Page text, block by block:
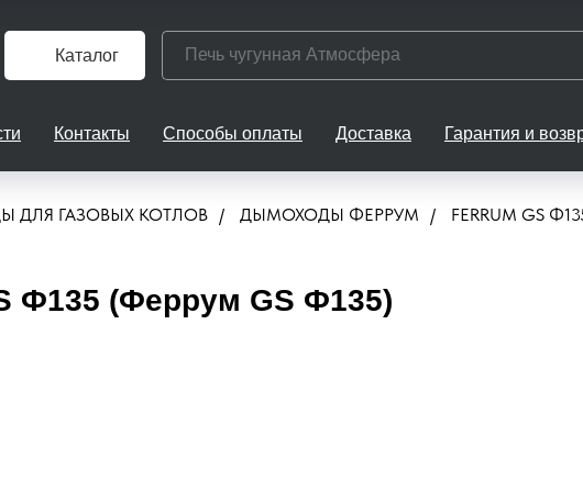
Каталог
Контакты Способы оплаты Доставка Гарантия и
ДЛЯ ГАЗОВЫХ КОТЛОВ / ДЫМОХОДЫ ФЕРРУМ / FERRUM GS
Ф135 (Феррум GS Ф135)